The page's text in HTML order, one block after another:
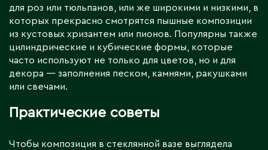
для роз или тюльпанов, или же широкими и низкими, в
которых прекрасно смотрятся пышные композиции
из кустовых хризантем или пионов. Популярны также
цилиндрические и кубические формы, которые
часто используют не только для цветов, но и для
декора — заполнения песком, камнями, ракушками
или свечами.
Практические советы
Чтобы композиция в стеклянной вазе выглядела